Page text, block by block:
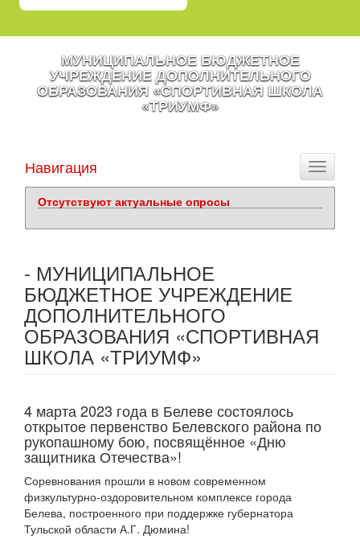
МУНИЦИПАЛЬНОЕ БЮДЖЕТНОЕ
УЧРЕЖДЕНИЕ ДОПОЛНИТЕЛЬНОГО
ОБРАЗОВАНИЯ «СПОРТИВНАЯ ШКОЛА
«ТРИУМФ»
Toggle
Навигация
Отсутствуют актуальные опросы
- МУНИЦИПАЛЬНОЕ
БЮДЖЕТНОЕ УЧРЕЖДЕНИЕ
ДОПОЛНИТЕЛЬНОГО
ОБРАЗОВАНИЯ «СПОРТИВНАЯ
ШКОЛА «ТРИУМФ»
4 марта 2023 года в Белеве состоялось
открытое первенство Белевского района по
рукопашному бою, посвящённое «Дню
защитника Отечества»!
Соревнования прошли в новом современном
физкультурно-оздоровительном комплексе города
Белева, построенного при поддержке губернатора
Тульской области А.Г. Дюмина!